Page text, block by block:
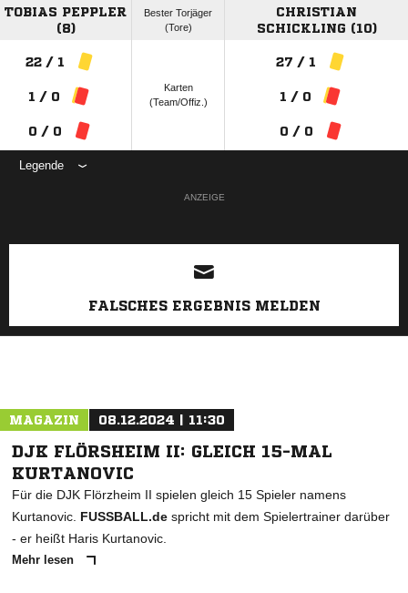
TOBIAS PEPPLER
(8)
Bester Torjäger
(Tore)
CHRISTIAN
SCHICKLING (10)
22 / 1
1 / 0
0 / 0
Karten
(Team/Offiz.)
27 / 1
1 / 0
0 / 0
Legende
ANZEIGE
FALSCHES ERGEBNIS MELDEN
MAGAZIN 08.12.2024 | 11:30
DJK FLÖRSHEIM II: GLEICH 15-MAL
KURTANOVIC
Für die DJK Flörzheim II spielen gleich 15 Spieler namens
Kurtanovic. FUSSBALL.de spricht mit dem Spielertrainer darüber
- er heißt Haris Kurtanovic.
Mehr lesen